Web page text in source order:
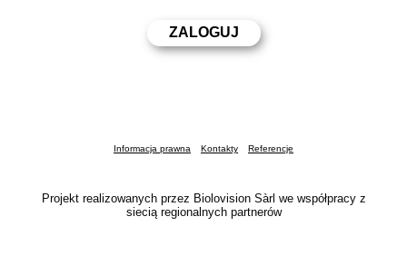
Informacja prawna Kontakty Referencje
Projekt realizowanych przez Biolovision Sàrl we współpracy z
siecią regionalnych partnerów